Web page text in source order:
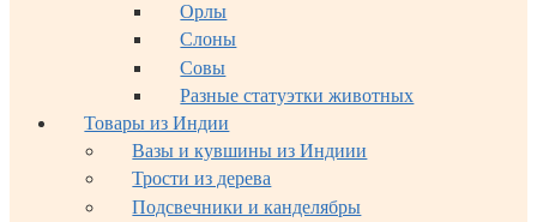
Орлы
Слоны
Совы
Разные статуэтки животных
Товары из Индии
Вазы и кувшины из Индиии
Трости из дерева
Подсвечники и канделябры